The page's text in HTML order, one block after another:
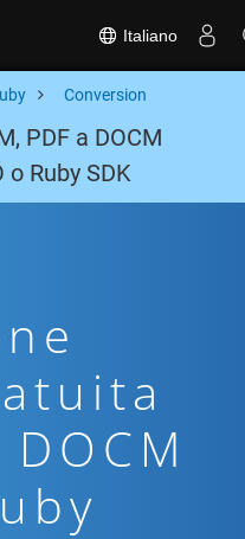
Italiano
Conversion
PDF a DOCM
o Ruby SDK